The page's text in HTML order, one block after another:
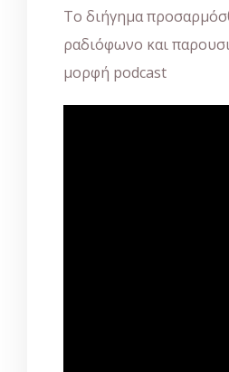
Το διήγημα
ραδιόφωνο και
μορφή podcast